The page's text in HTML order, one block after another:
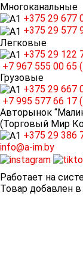
Многоканальные
+375 29 677
+375 29 577
Легковые
+375 29 122
+7 967 555 00 65
Грузовые
+375 29 667
+7 995 577 66 17
Авторынок
(Торговый Мир
+375 29 386
info@a-im.by
Работает на
Товар добавлен в